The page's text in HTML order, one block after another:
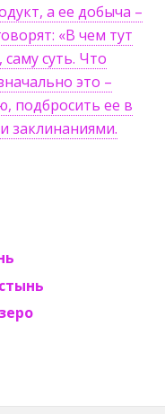
а ее добыча –
«В чем тут
суть. Что
это –
подбросить ее в
заклинаниями.